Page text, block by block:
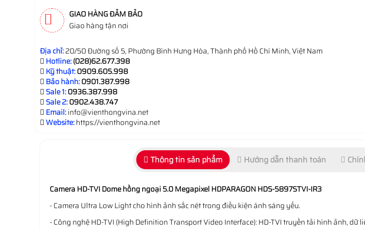
GIAO HÀNG ĐẢM BẢO
Giao hàng tận nơi
Địa chỉ:20/50 Đường số 5, Phường Bình Hưng Hòa, Thành phố Hồ Chí Minh, Việt Nam
Hotline:(028)62.677.398
Kỹ thuật:0909.605.998
Bảo hành:0901.387.998
Sale 1:0936.387.998
Sale 2:0902.438.747
Email:info@vienthongvina.net
Website:https://vienthongvina.net
Thông tin sản phẩm Hướng dẫn thanh toán
Camera HD-TVI Domehồng ngoại 5.0 Megapixel HDPARAGON HDS-5897STVI-IR3
- Camera Ultra Low Light cho hình ảnh sắc nét trong điều kiện ánh sáng yếu.
- Công nghệ HD-TVI (High Definition Transport Video Interface): HD-TVI truyền tải hình ảnh,